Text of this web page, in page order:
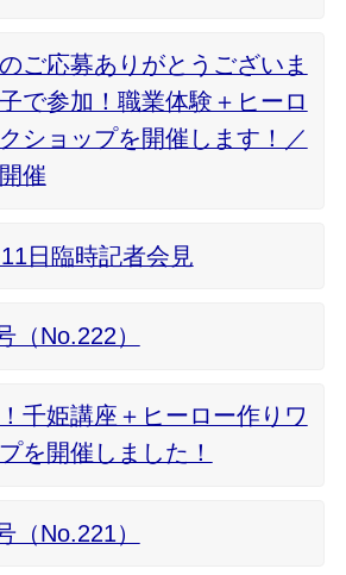
ご応募ありがとうございま
で参加！職業体験＋ヒーロ
ショップを開催します！／
催
日臨時記者会見
（No.222）
千姫講座＋ヒーロー作りワ
を開催しました！
（No.221）